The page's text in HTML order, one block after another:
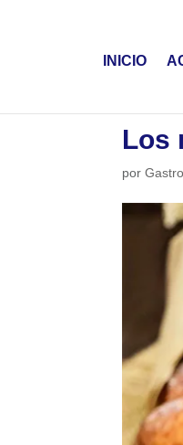
INICIO
Los
por